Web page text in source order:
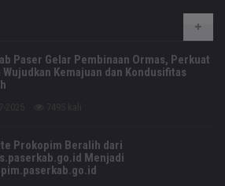
Paser Gelar Pembinaan Ormas, Perkuat
Wujudkan Kemajuan dan Kondusifitas
Prokopim Beralih dari
Menjadi